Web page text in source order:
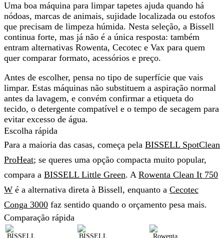
Uma boa máquina para limpar tapetes ajuda quando há
nódoas, marcas de animais, sujidade localizada ou estofos
que precisam de limpeza húmida. Nesta seleção, a Bissell
continua forte, mas já não é a única resposta: também
entram alternativas Rowenta, Cecotec e Vax para quem
quer comparar formato, acessórios e preço.
Antes de escolher, pensa no tipo de superfície que vais
limpar. Estas máquinas não substituem a aspiração normal
antes da lavagem, e convém confirmar a etiqueta do
tecido, o detergente compatível e o tempo de secagem para
evitar excesso de água.
Escolha rápida
Para a maioria das casas, começa pela BISSELL SpotClean
ProHeat; se queres uma opção compacta muito popular,
compara a BISSELL Little Green. A Rowenta Clean It 750
W é a alternativa direta à Bissell, enquanto a Cecotec
Conga 3000 faz sentido quando o orçamento pesa mais.
Comparação rápida